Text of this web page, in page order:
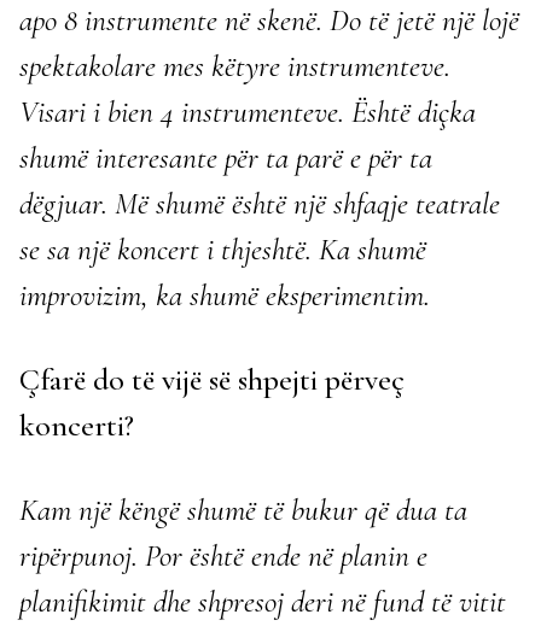
apo 8 instrumente në skenë. Do të jetë një lojë
spektakolare mes këtyre instrumenteve.
Visari i bien 4 instrumenteve. Është diçka
shumë interesante për ta parë e për ta
dëgjuar. Më shumë është një shfaqje teatrale
se sa një koncert i thjeshtë. Ka shumë
improvizim, ka shumë eksperimentim.
Çfarë do të vijë së shpejti përveç
koncerti?
Kam një këngë shumë të bukur që dua ta
ripërpunoj. Por është ende në planin e
planifikimit dhe shpresoj deri në fund të vitit